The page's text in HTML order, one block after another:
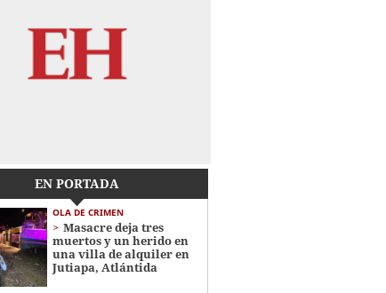
EN PORTADA
OLA DE CRIMEN
Masacre deja tres
muertos y un herido en
una villa de alquiler en
Jutiapa, Atlántida